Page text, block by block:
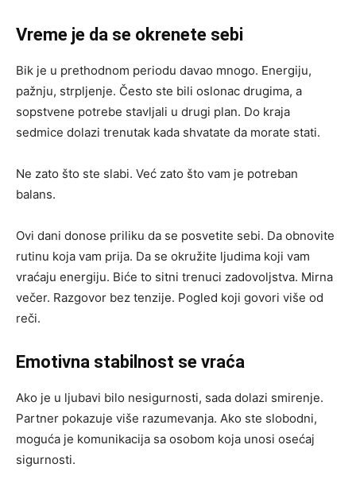
Vreme je da se okrenete sebi
Bik je u prethodnom periodu davao mnogo. Energiju,
pažnju, strpljenje. Često ste bili oslonac drugima, a
sopstvene potrebe stavljali u drugi plan. Do kraja
sedmice dolazi trenutak kada shvatate da morate stati.
Ne zato što ste slabi. Već zato što vam je potreban
balans.
Ovi dani donose priliku da se posvetite sebi. Da obnovite
rutinu koja vam prija. Da se okružite ljudima koji vam
vraćaju energiju. Biće to sitni trenuci zadovoljstva. Mirna
večer. Razgovor bez tenzije. Pogled koji govori više od
reči.
Emotivna stabilnost se vraća
Ako je u ljubavi bilo nesigurnosti, sada dolazi smirenje.
Partner pokazuje više razumevanja. Ako ste slobodni,
moguća je komunikacija sa osobom koja unosi osećaj
sigurnosti.